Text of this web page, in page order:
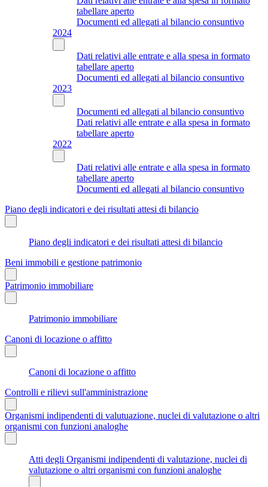
tabellare aperto
Documenti ed allegati al bilancio consuntivo
2024
Dati relativi alle entrate e alla spesa in formato
tabellare aperto
Documenti ed allegati al bilancio consuntivo
2023
Documenti ed allegati al bilancio consuntivo
Dati relativi alle entrate e alla spesa in formato
tabellare aperto
2022
Dati relativi alle entrate e alla spesa in formato
tabellare aperto
Documenti ed allegati al bilancio consuntivo
Piano degli indicatori e dei risultati attesi di bilancio
Piano degli indicatori e dei risultati attesi di bilancio
Beni immobili e gestione patrimonio
Patrimonio immobiliare
Patrimonio immobiliare
Canoni di locazione o affitto
Canoni di locazione o affitto
Controlli e rilievi sull'amministrazione
Organismi indipendenti di valutuazione, nuclei di valutazione o altri
organismi con funzioni analoghe
Atti degli Organismi indipendenti di valutazione, nuclei di
valutazione o altri organismi con funzioni analoghe